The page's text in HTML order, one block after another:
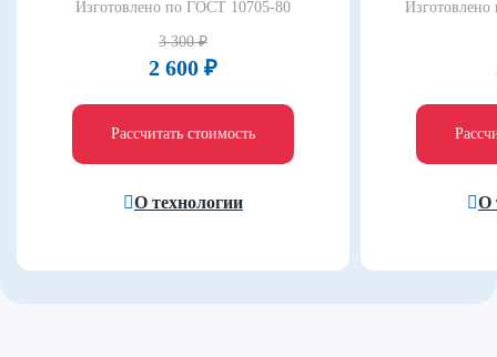
Изготовлено по ГОСТ 10705-80
3 300 ₽
2 600 ₽
Рассчитать стоимость
О технологии О